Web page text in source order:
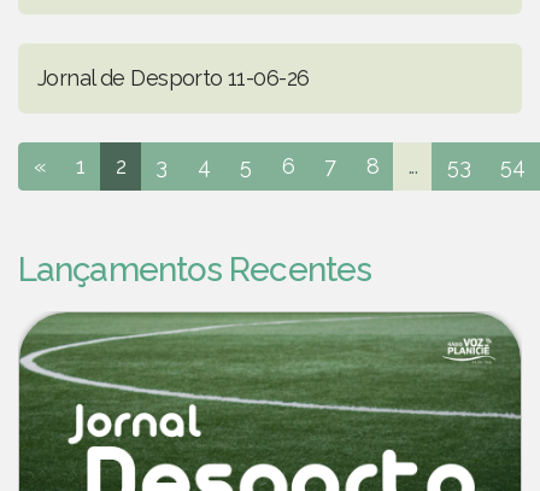
Jornal de Desporto 11-06-26
« 1 2 3 4 5 6 7 8 ... 53 54
Lançamentos Recentes